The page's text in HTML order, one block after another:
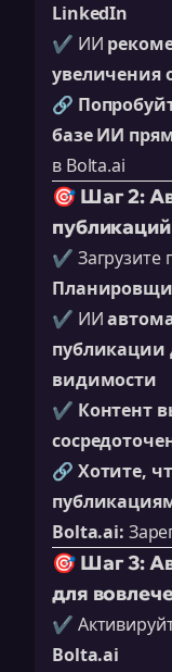
LinkedIn
✔️ ИИ
увеличения
🔗
базе ИИ
в Bolta.ai
🎯 Шаг 2:
✔️ Загрузите
✔️ ИИ
публикации
видимости
✔️ Контент
🔗 Хотите,
Bolta.ai:
🎯 Шаг 3:
для
✔️
Bolta.ai